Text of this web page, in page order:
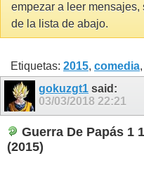
empezar a leer
de la lista de abajo.
Etiquetas: 2015, comedia,
gokuzgt1 said:
03/03/2018 22:21
Guerra De Papás 1
(2015)